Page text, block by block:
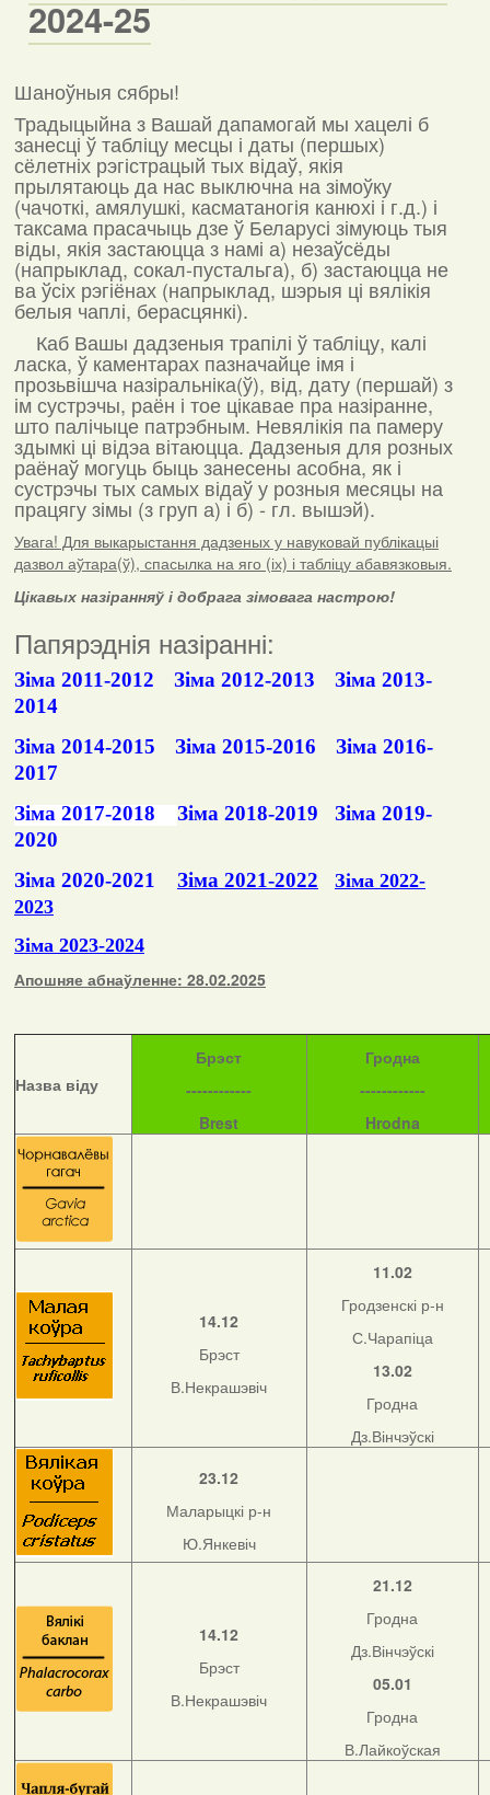
2024-25
Шаноўныя сябры!
Традыцыйна з Вашай дапамогай мы хацелі б
занесці ў табліцу месцы і даты (першых)
сёлетніх рэгістрацый тых відаў, якія
прылятаюць да нас выключна на зімоўку
(чачоткі, амялушкі, касматаногія канюхі і г.д.) і
таксама прасачыць дзе ў Беларусі зімуюць тыя
віды, якія застаюцца з намі а) незаўсёды
(напрыклад, сокал-пустальга), б) застаюцца не
ва ўсіх рэгіёнах (напрыклад, шэрыя ці вялікія
белыя чаплі, берасцянкі).
Каб Вашы дадзеныя трапілі ў табліцу, калі
ласка, ў каментарах пазначайце імя і
прозьвішча назіральніка(ў), від, дату (першай) з
ім сустрэчы, раён і тое цікавае пра назіранне,
што палічыце патрэбным. Невялікія па памеру
здымкі ці відэа вітаюцца. Дадзеныя для розных
раёнаў могуць быць занесены асобна, як і
сустрэчы тых самых відаў у розныя месяцы на
працягу зімы (з груп а) і б) - гл. вышэй).
Увага! Для выкарыстання дадзеных у навуковай публікацыі
дазвол аўтара(ў), спасылка на яго (іх) і табліцу абавязковыя.
Цікавых назіранняў і добрага зімовага настрою!
Папярэднія назіранні:
Зіма 2011-2012 Зіма 2012-2013
Зіма 2013-
2014
Зіма 2014-2015
Зіма 2015-2016
Зіма 2016-
2017
Зіма 2017-2018
Зіма 2018-2019
Зіма 2019-
2020
Зіма 2020-2021 Зіма 2021-2022
Зіма 2022-
2023
Зіма 2023-2024
Апошняе абнаўленне: 28.02.2025
Назва віду
Брэст
------------
Brest
Гродна
------------
Hrodna
14.12
Брэст
В.Некрашэвіч
11.02
Гродзенскі р-н
С.Чарапіца
13.02
Гродна
Дз.Вінчэўскі
23.12
Маларыцкі р-н
Ю.Янкевіч
14.12
Брэст
В.Некрашэвіч
21.12
Гродна
Дз.Вінчэўскі
05.01
Гродна
В.Лайкоўская